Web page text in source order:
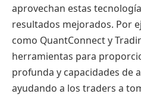
aprovechan estas
resultados mejorados. Por
como QuantConnect y
herramientas para
profunda y capacidades de
ayudando a los traders a